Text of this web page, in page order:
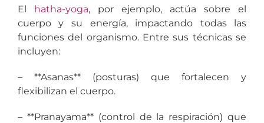
El hatha-yoga, por ejemplo, actúa sobre el
cuerpo y su energía, impactando todas las
funciones del organismo. Entre sus técnicas se
incluyen:
– **Asanas** (posturas) que fortalecen y
flexibilizan el cuerpo.
– **Pranayama** (control de la respiración) que